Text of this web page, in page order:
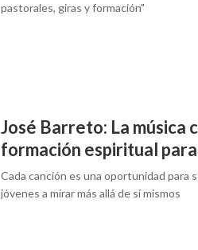
pastorales, giras y formación"
José Barreto: La música
formación espiritual
Cada canción es una oportunidad para
jóvenes a mirar más allá de sí mismos